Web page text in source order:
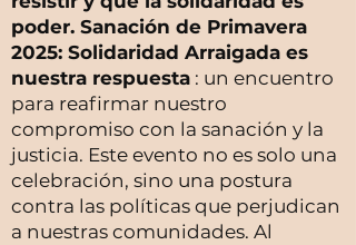
poder. Sanación de Primavera
2025: Solidaridad Arraigada es
nuestra respuesta : un encuentro
para reafirmar nuestro
compromiso con la sanación y la
justicia. Este evento no es solo una
celebración, sino una postura
contra las políticas que perjudican
a nuestras comunidades. Al